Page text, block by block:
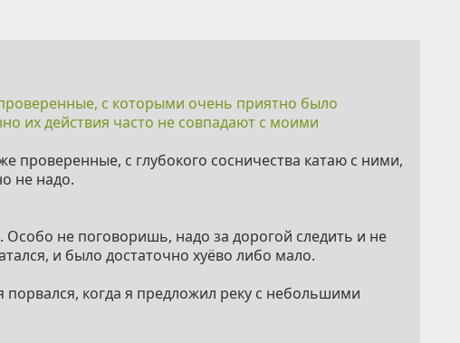
с которыми очень приятно было
их действия часто не совпадают с моими
проверенные, с глубокого сосничества катаю с ними,
не надо.
не поговоришь, надо за дорогой следить и не
и было достаточно хуёво либо мало.
когда я предложил реку с небольшими